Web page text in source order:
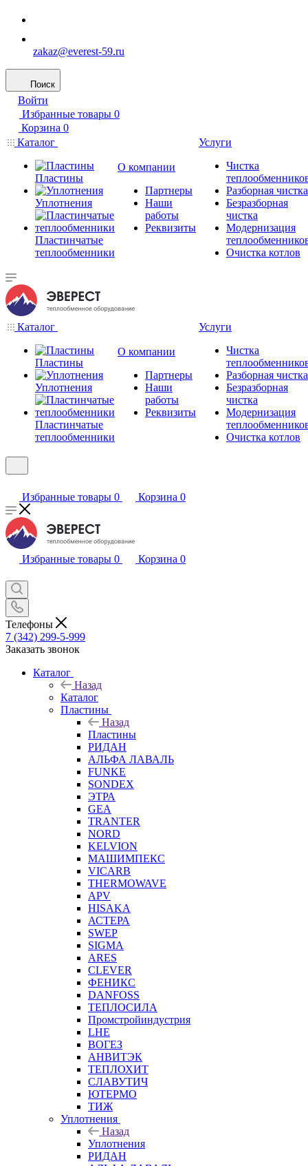
zakaz@everest-59.ru
Поиск
Войти
Избранные товары 0
Корзина 0
Каталог
Пластины
Уплотнения
Пластинчатые
теплообменники
О компании
Партнеры
Наши
работы
Реквизиты
Услуги
Чистка
Разборная чистка
Безразборная
чистка
Модернизация
Очистка котлов
Каталог
Пластины
Уплотнения
Пластинчатые
теплообменники
О компании
Партнеры
Наши
работы
Реквизиты
Услуги
Чистка
Разборная чистка
Безразборная
чистка
Модернизация
Очистка котлов
Избранные товары 0 Корзина 0
Избранные товары 0 Корзина 0
Телефоны
7 (342) 299-5-999
Заказать звонок
Каталог
Назад
Каталог
Пластины
Назад
Пластины
РИДАН
АЛЬФА ЛАВАЛЬ
FUNKE
SONDEX
ЭТРА
GEA
TRANTER
NORD
KELVION
МАШИМПЕКС
VICARB
THERMOWAVE
APV
HISAKA
АСТЕРА
SWEP
SIGMA
ARES
CLEVER
ФЕНИКС
DANFOSS
ТЕПЛОСИЛА
Промстройиндустрия
LHE
ВОГЕЗ
АНВИТЭК
ТЕПЛОХИТ
СЛАВУТИЧ
ЮТЕРМО
ТИЖ
Уплотнения
Назад
Уплотнения
РИДАН